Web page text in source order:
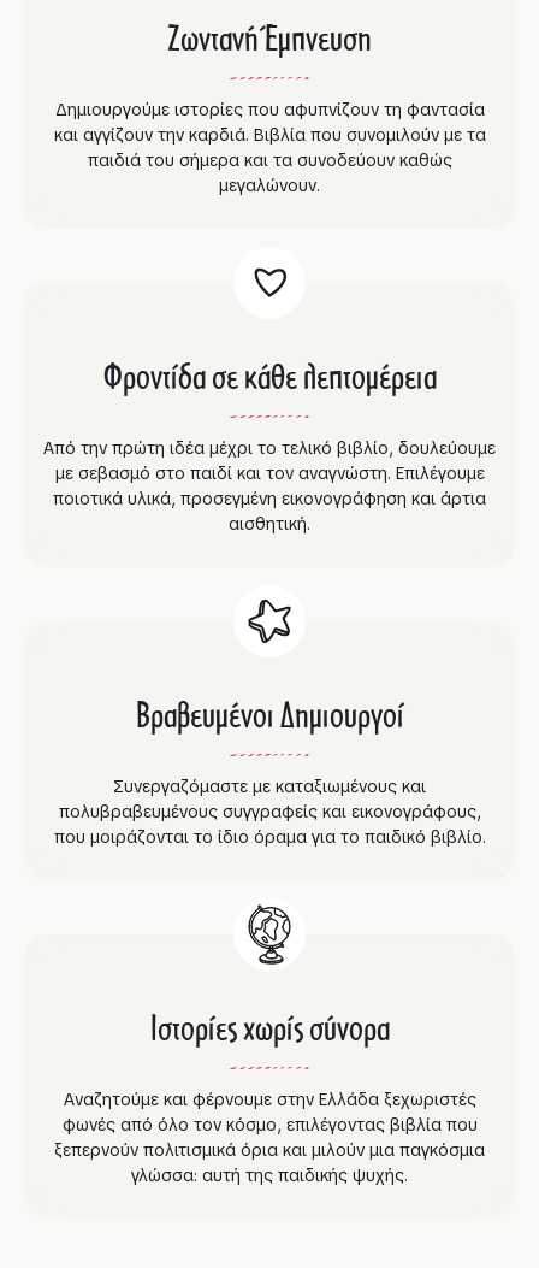
Ζωντανή Έμπνευση
Δημιουργούμε ιστορίες που αφυπνίζουν τη φαντασία
και αγγίζουν την καρδιά. Βιβλία που συνομιλούν με τα
παιδιά του σήμερα και τα συνοδεύουν καθώς
μεγαλώνουν.
Φροντίδα σε κάθε λεπτομέρεια
Από την πρώτη ιδέα μέχρι το τελικό βιβλίο, δουλεύουμε
με σεβασμό στο παιδί και τον αναγνώστη. Επιλέγουμε
ποιοτικά υλικά, προσεγμένη εικονογράφηση και άρτια
αισθητική.
Βραβευμένοι Δημιουργοί
Συνεργαζόμαστε με καταξιωμένους και
πολυβραβευμένους συγγραφείς και εικονογράφους,
που μοιράζονται το ίδιο όραμα για το παιδικό βιβλίο.
Ιστορίες χωρίς σύνορα
Αναζητούμε και φέρνουμε στην Ελλάδα ξεχωριστές
φωνές από όλο τον κόσμο, επιλέγοντας βιβλία που
ξεπερνούν πολιτισμικά όρια και μιλούν μια παγκόσμια
γλώσσα: αυτή της παιδικής ψυχής.